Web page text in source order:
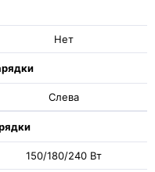
Нет
Слева
150/180/240 Вт